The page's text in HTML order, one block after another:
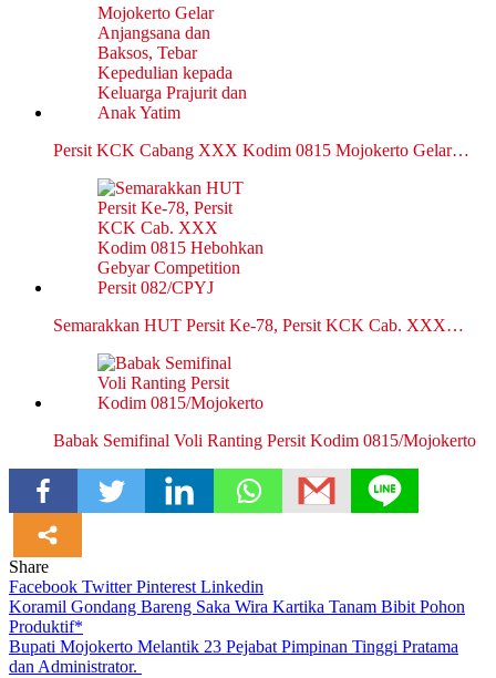
Persit KCK Cabang XXX Kodim 0815 Mojokerto Gelar…
Semarakkan HUT Persit Ke-78, Persit KCK Cab. XXX…
Babak Semifinal Voli Ranting Persit Kodim 0815/Mojokerto
Share
Facebook TwitterPinterest Linkedin
Navigasi
pos
Koramil Gondang Bareng Saka Wira Kartika Tanam Bibit Pohon
Produktif*
Bupati Mojokerto Melantik 23 Pejabat Pimpinan Tinggi Pratama
dan Administrator.